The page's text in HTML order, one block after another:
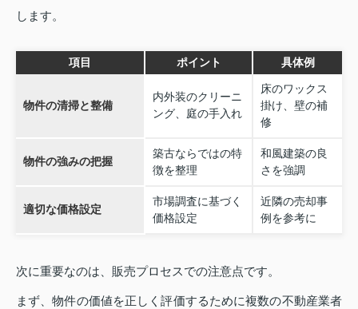
します。
項目 ポイント 具体例
物件の清掃と整備
内外装のクリーニ
ング、庭の手入れ
床のワックス
掛け、壁の補
修
物件の強みの把握
築古ならではの特
徴を整理
和風建築の良
さを強調
適切な価格設定
市場調査に基づく
価格設定
近隣の売却事
例を参考に
次に重要なのは、販売プロセスでの注意点です。
まず、物件の価値を正しく評価するために複数の不動産業者